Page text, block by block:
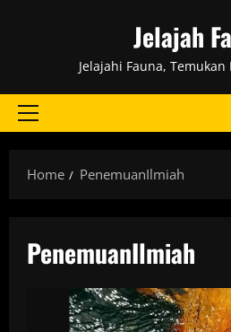
Jelajah
Jelajahi Fauna,
Primary
Home
PenemuanIlmiah
PenemuanIlmiah